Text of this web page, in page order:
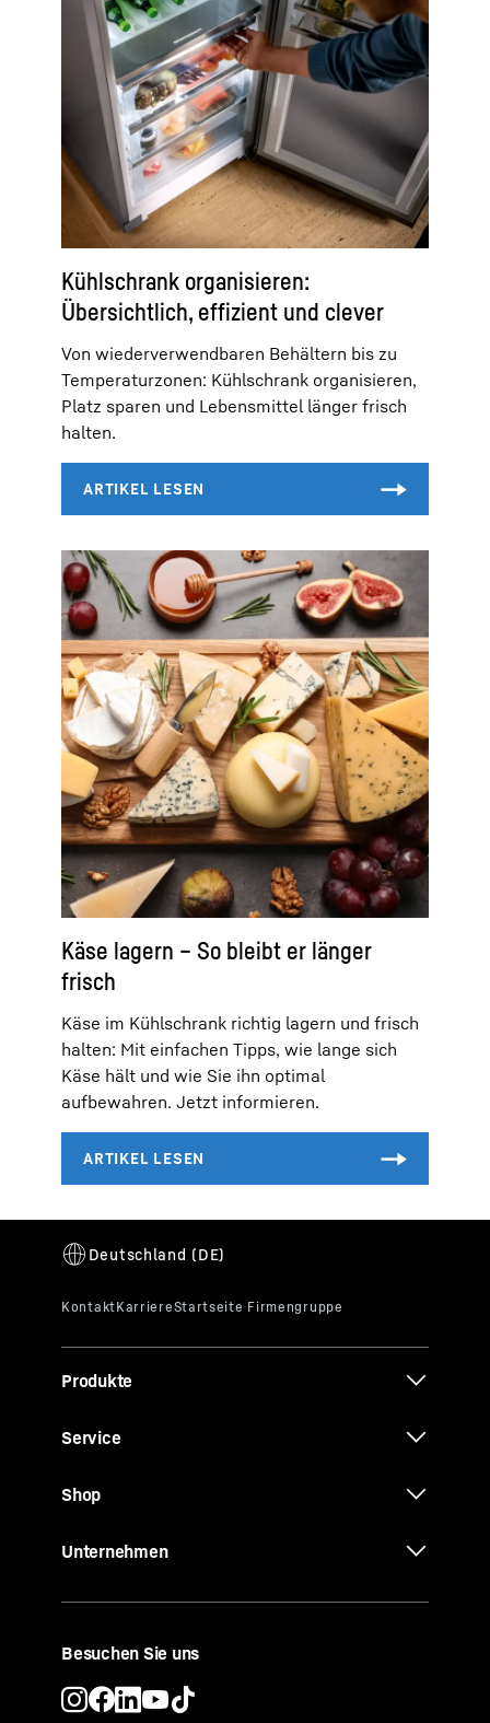
Kühlschrank organisieren:
Übersichtlich, effizient und clever
Von wiederverwendbaren Behältern bis zu
Temperaturzonen: Kühlschrank organisieren,
Platz sparen und Lebensmittel länger frisch
halten.
Käse lagern – So bleibt er länger
frisch
Käse im Kühlschrank richtig lagern und frisch
halten: Mit einfachen Tipps, wie lange sich
Käse hält und wie Sie ihn optimal
aufbewahren. Jetzt informieren.
Produkte
Service
Shop
Unternehmen
Besuchen Sie uns